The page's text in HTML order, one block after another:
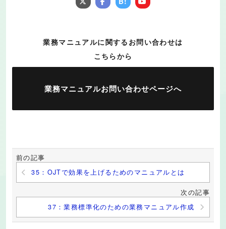
業務マニュアルに関するお問い合わせは
こちらから
業務マニュアルお問い合わせページへ
前の記事
35：OJTで効果を上げるためのマニュアルとは
次の記事
37：業務標準化のための業務マニュアル作成